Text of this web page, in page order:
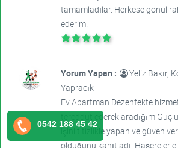
tamamladılar. Herkese gönül
ederim.
Yorum Yapan : Yeliz Bakır,
Yapracık
Ev Apartman Dezenfekte
tereddüt ederek aradığım
işini titizlikle yapan ve güven
olduğunu kanıtladı.
0542 188 45 42